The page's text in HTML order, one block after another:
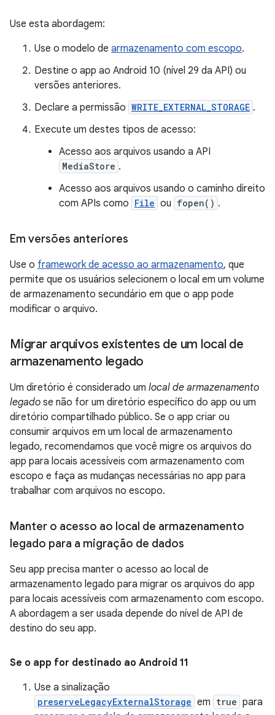
Use esta abordagem:
Use o modelo de armazenamento com escopo.
Destine o app ao Android 10 (nível 29 da API) ou
versões anteriores.
Declare a permissão WRITE_EXTERNAL_STORAGE .
Execute um destes tipos de acesso:
Acesso aos arquivos usando a API
MediaStore .
Acesso aos arquivos usando o caminho direito
com APIs como File ou fopen() .
Em versões anteriores
Use o framework de acesso ao armazenamento, que
permite que os usuários selecionem o local em um volume
de armazenamento secundário em que o app pode
modificar o arquivo.
Migrar arquivos existentes de um local de
armazenamento legado
Um diretório é considerado um local de armazenamento
legado se não for um diretório específico do app ou um
diretório compartilhado público. Se o app criar ou
consumir arquivos em um local de armazenamento
legado, recomendamos que você migre os arquivos do
app para locais acessíveis com armazenamento com
escopo e faça as mudanças necessárias no app para
trabalhar com arquivos no escopo.
Manter o acesso ao local de armazenamento
legado para a migração de dados
Seu app precisa manter o acesso ao local de
armazenamento legado para migrar os arquivos do app
para locais acessíveis com armazenamento com escopo.
A abordagem a ser usada depende do nível de API de
destino do seu app.
Se o app for destinado ao Android 11
Use a sinalização
preserveLegacyExternalStorage em true para